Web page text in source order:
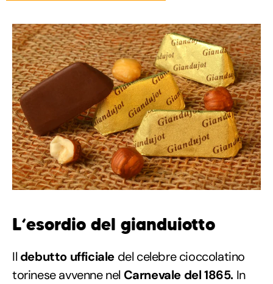
L‘esordio del gianduiotto
Il debutto ufficiale del celebre cioccolatino
torinese avvenne nel Carnevale del 1865. In